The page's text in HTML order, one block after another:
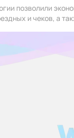
позволили
и чеков, а